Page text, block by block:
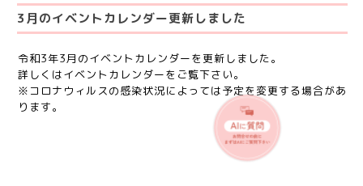
3月のイベントカレンダー更新しました
令和3年3月のイベントカレンダーを更新しました。
詳しくはイベントカレンダーをご覧下さい。
※コロナウィルスの感染状況によっては予定を変更する場合があ
ります。